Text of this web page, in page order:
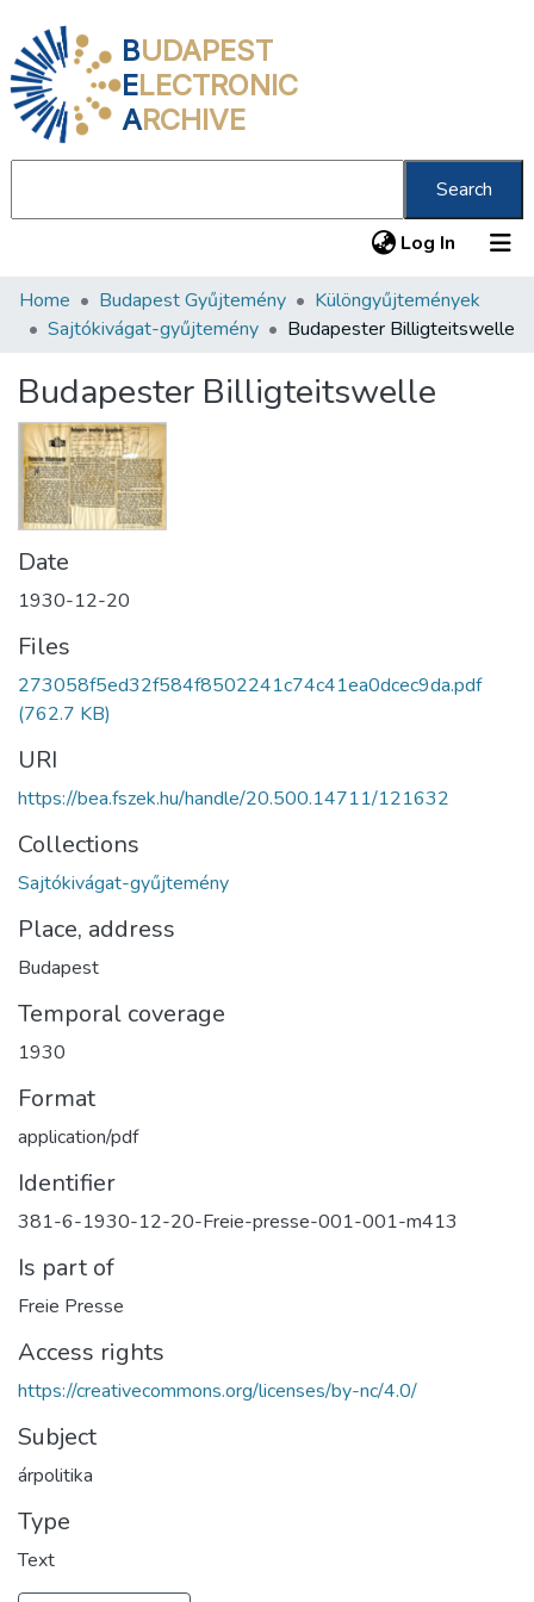
BUDAPEST
ELECTRONIC
ARCHIVE
Search
Log In (current)
Communities & Collections
Statistics
About us
Home Budapest Gyűjtemény
Különgyűjtemények
Sajtókivágat-gyűjtemény
Budapester Billigteitswelle
Budapester Billigteitswelle
Date
1930-12-20
Files
273058f5ed32f584f8502241c74c41ea0dcec9da.pdf
(762.7 KB)
URI
https://bea.fszek.hu/handle/20.500.14711/121632
Collections
Sajtókivágat-gyűjtemény
Place, address
Budapest
Temporal coverage
1930
Format
application/pdf
Identifier
381-6-1930-12-20-Freie-presse-001-001-m413
Is part of
Freie Presse
Access rights
https://creativecommons.org/licenses/by-nc/4.0/
Subject
árpolitika
Type
Text